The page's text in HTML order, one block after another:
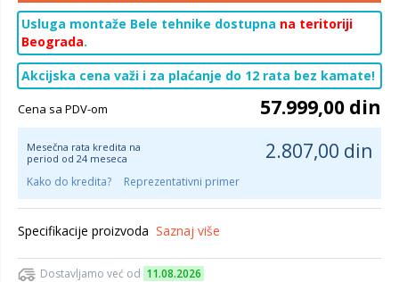
Usluga montaže Bele tehnike dostupna na teritoriji
Beograda.
Akcijska cena važi i za plaćanje do 12 rata bez kamate!
Cena sa PDV-om 57.999,00 din
Mesečna rata kredita na
period od 24 meseca
2.807,00 din
Kako do kredita? Reprezentativni primer
Specifikacije proizvoda Saznaj više
Dostavljamo već od 11.08.2026